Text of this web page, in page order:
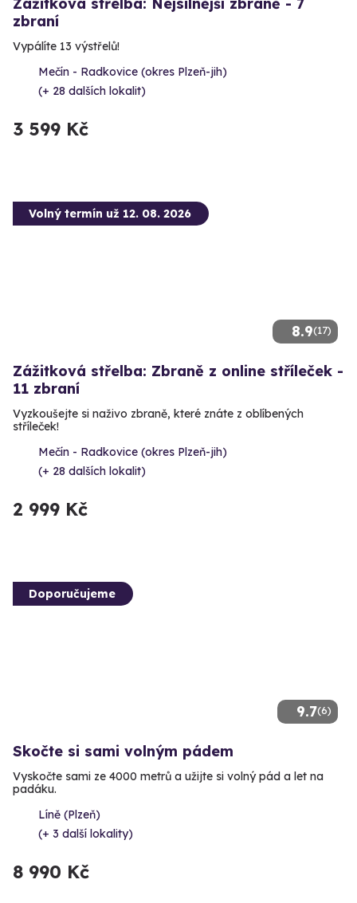
zbraní
Vypálíte 13 výstřelů!
Mečín - Radkovice (okres Plzeň-jih)
(+ 28 dalších lokalit)
3 599 Kč
8.9(17)
Volný termín už 12. 08. 2026
Zážitková střelba: Zbraně z online stříleček -
11 zbraní
Vyzkoušejte si naživo zbraně, které znáte z oblíbených
stříleček!
Mečín - Radkovice (okres Plzeň-jih)
(+ 28 dalších lokalit)
2 999 Kč
9.7(6)
Doporučujeme
Skočte si sami volným pádem
Vyskočte sami ze 4000 metrů a užijte si volný pád a let na
padáku.
Líně (Plzeň)
(+ 3 další lokality)
8 990 Kč